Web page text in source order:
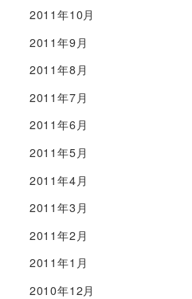
2011年10月
2011年9月
2011年8月
2011年7月
2011年6月
2011年5月
2011年4月
2011年3月
2011年2月
2011年1月
2010年12月